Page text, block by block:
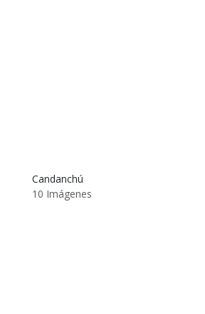
Candanchú
10 Imágenes